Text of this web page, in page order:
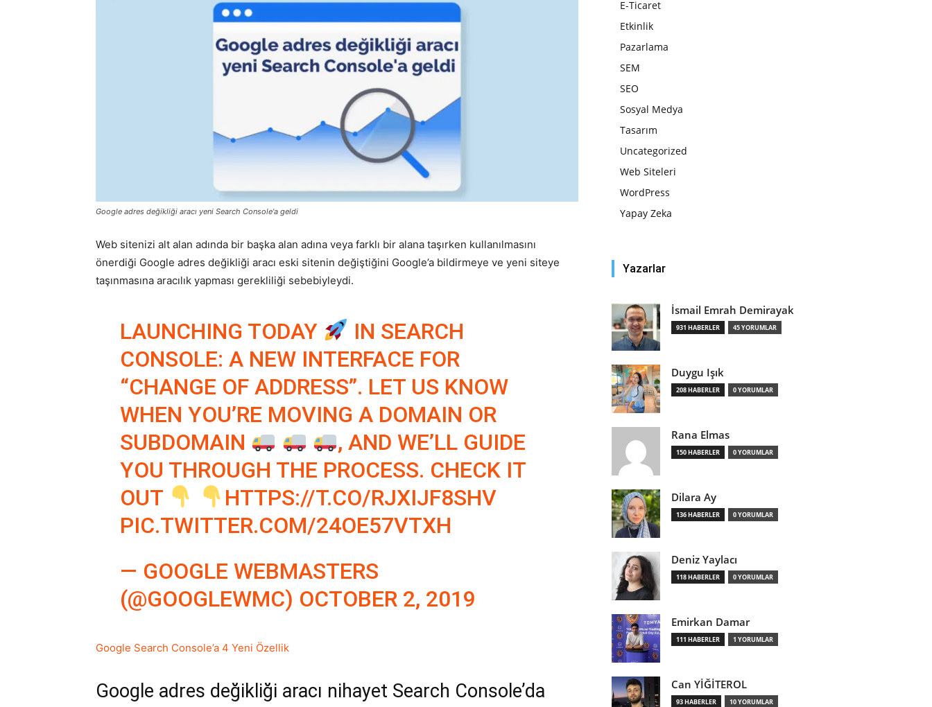
Google adres değikliği aracı yeni Search Console'a geldi
Web sitenizi alt alan adında bir başka alan adına veya farklı bir alana taşırken kullanılmasını
önerdiği Google adres değikliği aracı eski sitenin değiştiğini Google’a bildirmeye ve yeni siteye
taşınmasına aracılık yapması gerekliliği sebebiyleydi.
LAUNCHING TODAY
IN SEARCH
CONSOLE: A NEW INTERFACE FOR
“CHANGE OF ADDRESS”. LET US KNOW
WHEN YOU’RE MOVING A DOMAIN OR
SUBDOMAIN
, AND WE’LL GUIDE
YOU THROUGH THE PROCESS. CHECK IT
OUT
HTTPS://T.CO/RJXIJF8SHV
PIC.TWITTER.COM/24OE57VTXH
— GOOGLE WEBMASTERS
(@GOOGLEWMC) OCTOBER 2, 2019
Google Search Console’a 4 Yeni Özellik
Google adres değikliği aracı nihayet Search Console’da
E-Ticaret
Etkinlik
Pazarlama
SEM
SEO
Sosyal Medya
Tasarım
Uncategorized
Web Siteleri
WordPress
Yapay Zeka
Yazarlar
İsmail Emrah Demirayak
931 HABERLER 45 YORUMLAR
Duygu Işık
208 HABERLER 0 YORUMLAR
Rana Elmas
150 HABERLER 0 YORUMLAR
Dilara Ay
136 HABERLER 0 YORUMLAR
Deniz Yaylacı
118 HABERLER 0 YORUMLAR
Emirkan Damar
111 HABERLER 1 YORUMLAR
Can YİĞİTEROL
93 HABERLER 10 YORUMLAR